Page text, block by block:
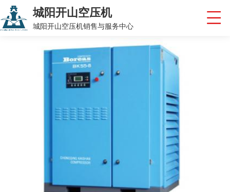
城阳开山空压机
城阳开山空压机销售与服务中心